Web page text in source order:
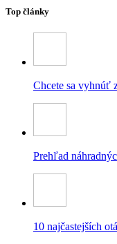
Top články
Chcete sa vyhnúť
Prehľad
10 najčastejších